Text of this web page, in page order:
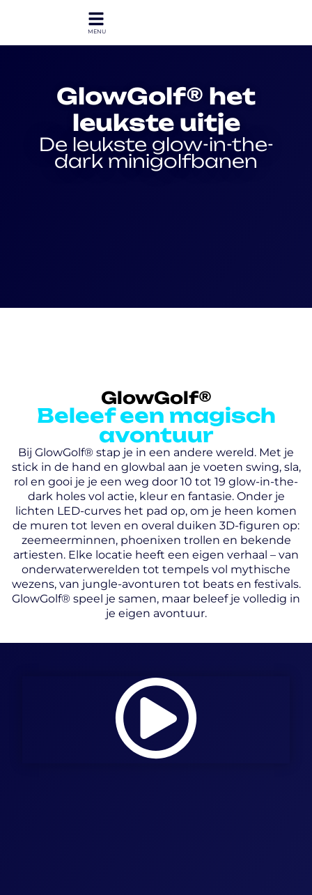
GlowGolf® het
leukste uitje
De leukste glow-in-the-
dark minigolfbanen
GlowGolf®
Beleef een magisch
avontuur
Bij GlowGolf® stap je in een andere wereld. Met je
stick in de hand en glowbal aan je voeten swing, sla,
rol en gooi je je een weg door 10 tot 19 glow-in-the-
dark holes vol actie, kleur en fantasie. Onder je
lichten LED-curves het pad op, om je heen komen
de muren tot leven en overal duiken 3D-figuren op:
zeemeerminnen, phoenixen trollen en bekende
artiesten. Elke locatie heeft een eigen verhaal – van
onderwaterwerelden tot tempels vol mythische
wezens, van jungle-avonturen tot beats en festivals.
GlowGolf® speel je samen, maar beleef je volledig in
je eigen avontuur.